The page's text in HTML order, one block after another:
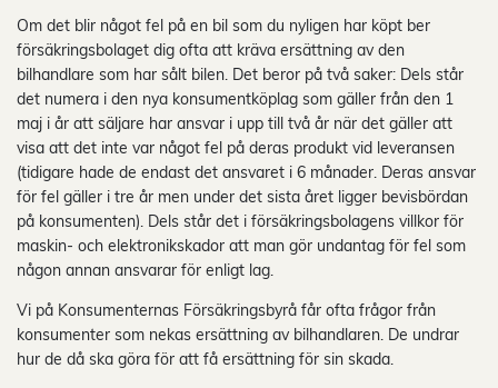
Om det blir något fel på en bil som du nyligen har köpt ber
försäkringsbolaget dig ofta att kräva ersättning av den
bilhandlare som har sålt bilen. Det beror på två saker: Dels står
det numera i den nya konsumentköplag som gäller från den 1
maj i år att säljare har ansvar i upp till två år när det gäller att
visa att det inte var något fel på deras produkt vid leveransen
(tidigare hade de endast det ansvaret i 6 månader. Deras ansvar
för fel gäller i tre år men under det sista året ligger bevisbördan
på konsumenten). Dels står det i försäkringsbolagens villkor för
maskin- och elektronikskador att man gör undantag för fel som
någon annan ansvarar för enligt lag.
Vi på Konsumenternas Försäkringsbyrå får ofta frågor från
konsumenter som nekas ersättning av bilhandlaren. De undrar
hur de då ska göra för att få ersättning för sin skada.